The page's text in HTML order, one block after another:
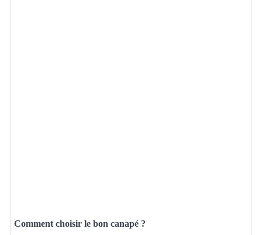
Comment choisir le bon canapé ?